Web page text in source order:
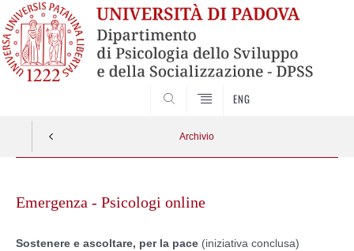
ENG
Archivio
contentEmergenza - Psicologi online
Sostenere e ascoltare, per la pace (iniziativa conclusa)